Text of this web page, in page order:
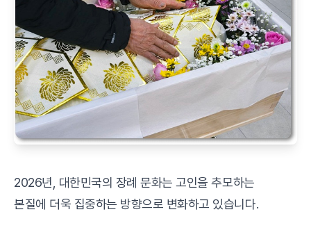
2026년, 대한민국의 장례 문화는 고인을 추모하는
본질에 더욱 집중하는 방향으로 변화하고 있습니다.